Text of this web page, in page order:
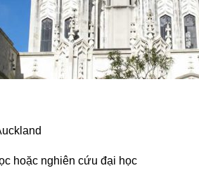
hoặc nghiên cứu đại học